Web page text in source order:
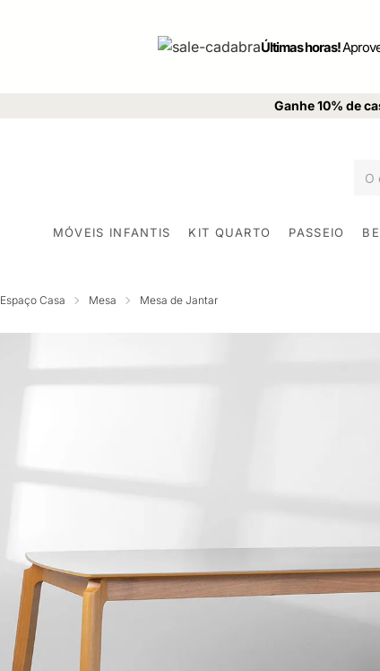
Últimas horas!
Ganhe 10% de
MÓVEIS INFANTIS KIT QUARTO PASSEIO
Espaço Casa Mesa Mesa de Jantar